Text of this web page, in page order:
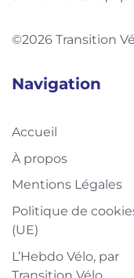
©2026 Transition
Navigation
Accueil
À propos
Mentions Légales
Politique de
(UE)
L’Hebdo Vélo, par
Transition Vélo